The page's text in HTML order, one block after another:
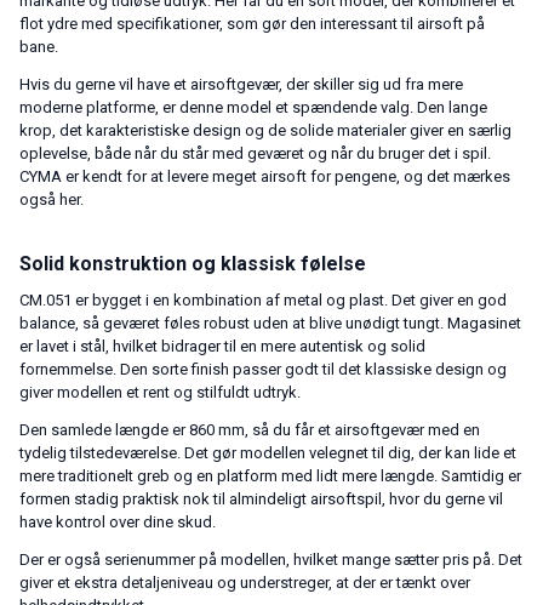
flot ydre med specifikationer, som gør den interessant til airsoft på
bane.
Hvis du gerne vil have et airsoftgevær, der skiller sig ud fra mere
moderne platforme, er denne model et spændende valg. Den lange
krop, det karakteristiske design og de solide materialer giver en særlig
oplevelse, både når du står med geværet og når du bruger det i spil.
CYMA er kendt for at levere meget airsoft for pengene, og det mærkes
også her.
Solid konstruktion og klassisk følelse
CM.051 er bygget i en kombination af metal og plast. Det giver en god
balance, så geværet føles robust uden at blive unødigt tungt. Magasinet
er lavet i stål, hvilket bidrager til en mere autentisk og solid
fornemmelse. Den sorte finish passer godt til det klassiske design og
giver modellen et rent og stilfuldt udtryk.
Den samlede længde er 860 mm, så du får et airsoftgevær med en
tydelig tilstedeværelse. Det gør modellen velegnet til dig, der kan lide et
mere traditionelt greb og en platform med lidt mere længde. Samtidig er
formen stadig praktisk nok til almindeligt airsoftspil, hvor du gerne vil
have kontrol over dine skud.
Der er også serienummer på modellen, hvilket mange sætter pris på. Det
giver et ekstra detaljeniveau og understreger, at der er tænkt over